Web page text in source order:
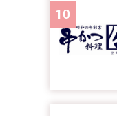
10